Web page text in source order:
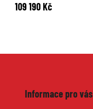
109 190 Kč
Informace pro vás